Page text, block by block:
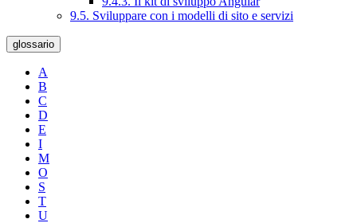
9.5. Sviluppare con i modelli di sito e servizi
glossario
A
B
C
D
E
I
M
O
S
T
U